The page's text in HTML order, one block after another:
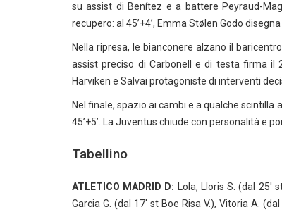
su assist di Benítez e a battere Peyraud-
recupero: al 45’+4’, Emma Stølen Godo
Nella ripresa, le bianconere alzano il
assist preciso di Carbonell e di testa firma il
Harviken e Salvai protagoniste di interventi
Nel finale, spazio ai cambi e a qualche
45’+5’. La Juventus chiude con personalità e
Tabellino
ATLETICO MADRID D: Lola, Lloris S. (dal 25′
Garcia G. (dal 17′ st Boe Risa V.), Vitoria A.